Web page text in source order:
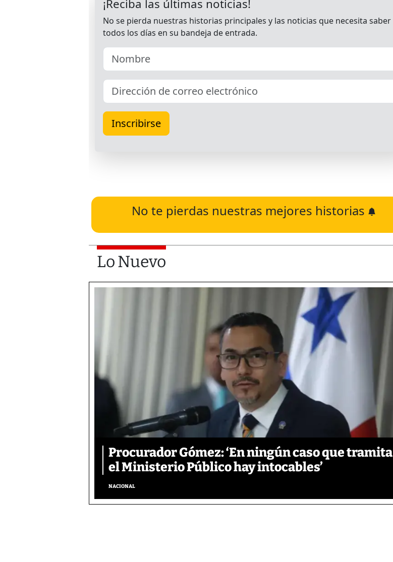
No te pierdas nuestras mejores historias
Lo Nuevo
Procurador Gómez: ‘En ningún caso que tramita
el Ministerio Público hay intocables’
NACIONAL